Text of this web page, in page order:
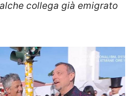
collega già emigrato